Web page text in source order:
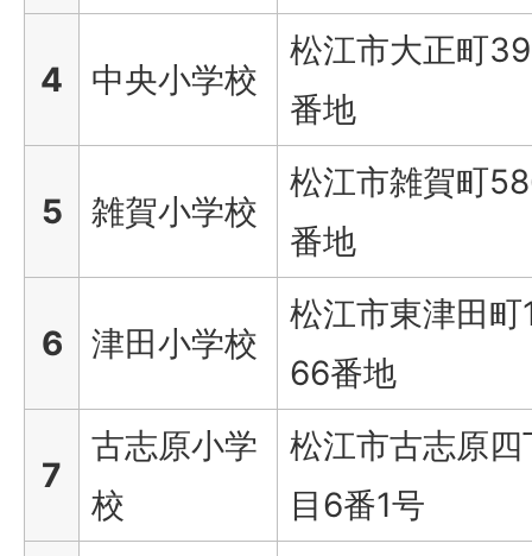
4 中央小学校
松江市大正町
番地
5 雑賀小学校
松江市雑賀町
番地
6 津田小学校
松江市東津田町
66番地
7
古志原小学
校
松江市古志原四
目6番1号